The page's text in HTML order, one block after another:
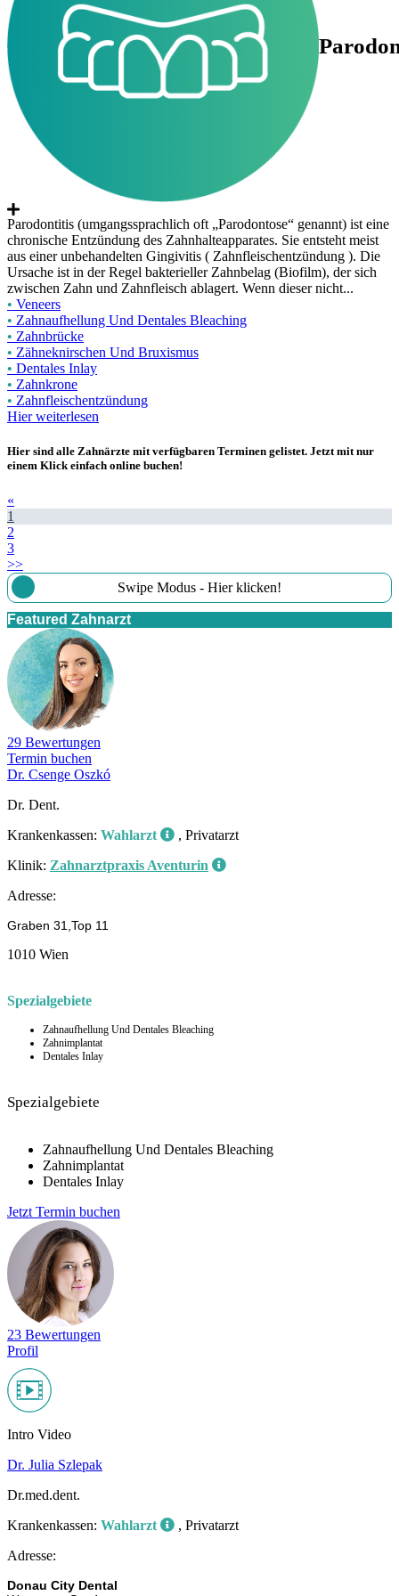
Parodontitis (umgangssprachlich oft „Parodontose“ genannt) ist eine
chronische Entzündung des Zahnhalteapparates. Sie entsteht meist
aus einer unbehandelten Gingivitis ( Zahnfleischentzündung ). Die
Ursache ist in der Regel bakterieller Zahnbelag (Biofilm), der sich
zwischen Zahn und Zahnfleisch ablagert. Wenn dieser nicht...
• Veneers
• Zahnaufhellung Und Dentales Bleaching
• Zahnbrücke
• Zähneknirschen Und Bruxismus
• Dentales Inlay
• Zahnkrone
• Zahnfleischentzündung
Hier weiterlesen
Hier sind alle Zahnärzte mit verfügbaren Terminen gelistet. Jetzt mit nur
einem Klick einfach online buchen!
«
1
2
3
>>
Swipe Modus - Hier klicken!
Featured Zahnarzt
29 Bewertungen
Termin buchen
Dr. Csenge Oszkó
Dr. Dent.
Krankenkassen: Wahlarzt
, Privatarzt
Klinik: Zahnarztpraxis Aventurin
Adresse:
Graben 31,Top 11
1010 Wien
Spezialgebiete
Zahnaufhellung Und Dentales Bleaching
Zahnimplantat
Dentales Inlay
Spezialgebiete
Zahnaufhellung Und Dentales Bleaching
Zahnimplantat
Dentales Inlay
Jetzt Termin buchen
23 Bewertungen
Profil
Intro Video
Dr. Julia Szlepak
Dr.med.dent.
Krankenkassen: Wahlarzt
, Privatarzt
Adresse:
Donau City Dental